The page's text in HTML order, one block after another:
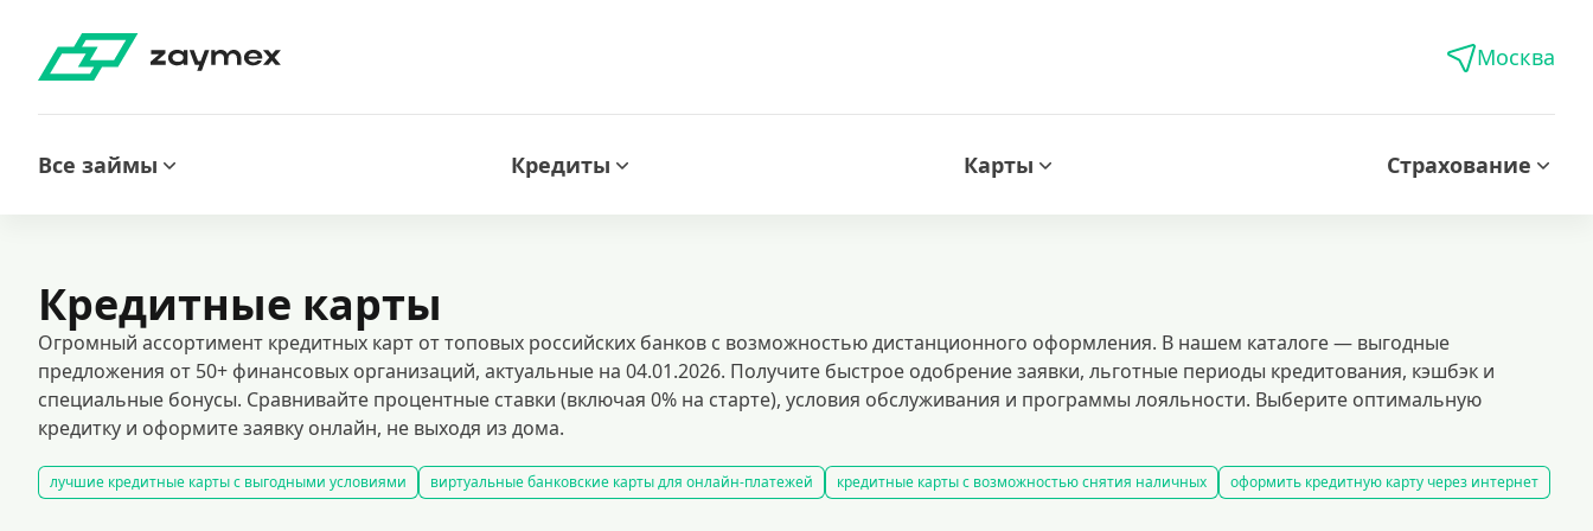
Москва
Все займы Кредиты Карты Страхование
Кредитные карты
Огромный ассортимент кредитных карт от топовых российских банков с возможностью дистанционного оформления. В нашем каталоге — выгодные
предложения от 50+ финансовых организаций, актуальные на 04.01.2026. Получите быстрое одобрение заявки, льготные периоды кредитования, кэшбэк и
специальные бонусы. Сравнивайте процентные ставки (включая 0% на старте), условия обслуживания и программы лояльности. Выберите оптимальную
кредитку и оформите заявку онлайн, не выходя из дома.
лучшие кредитные карты с выгодными условиями виртуальные банковские карты для онлайн-платежей кредитные карты с возможностью снятия наличных
оформить кредитную карту через интернет